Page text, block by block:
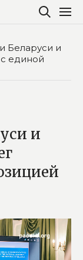
Беларуси и
единой
и